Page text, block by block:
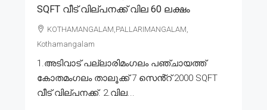
SQFT വീട് വില്പനക്ക് വില 60 ലക്ഷം
KOTHAMANGALAM,PALLARIMANGALAM,
Kothamangalam
1.അടിവാട് പല്ലാരിമംഗലം പഞ്ചായത്ത്
കോതമംഗലം താലൂക്ക് 7 സെൻ്റ് 2000 SQFT
വീട് വില്പനക്ക്. 2.വില...